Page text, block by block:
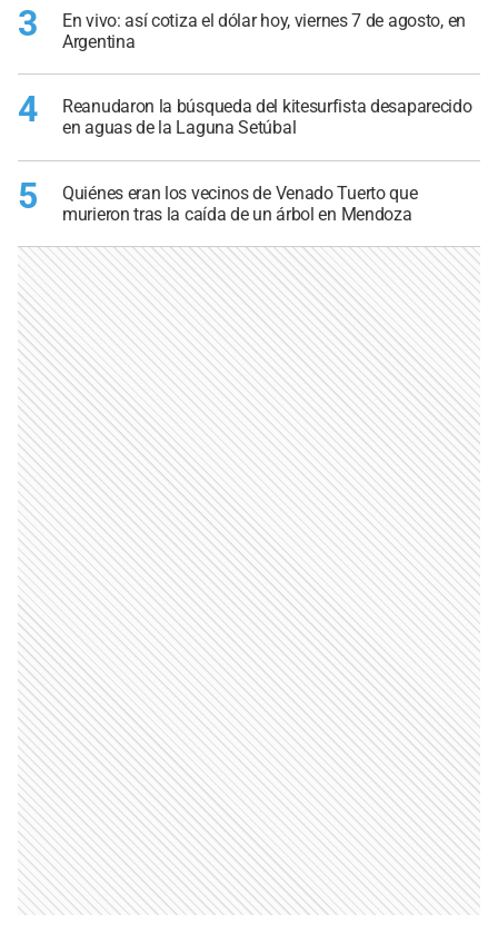
3
En vivo: así cotiza el dólar hoy, viernes 7 de agosto, en
Argentina
4
Reanudaron la búsqueda del kitesurfista desaparecido
en aguas de la Laguna Setúbal
5
Quiénes eran los vecinos de Venado Tuerto que
murieron tras la caída de un árbol en Mendoza